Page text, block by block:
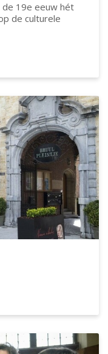
de 19e eeuw hét
de culturele